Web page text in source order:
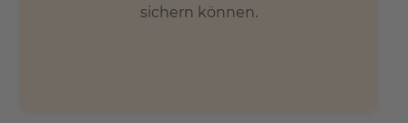
sichern können.